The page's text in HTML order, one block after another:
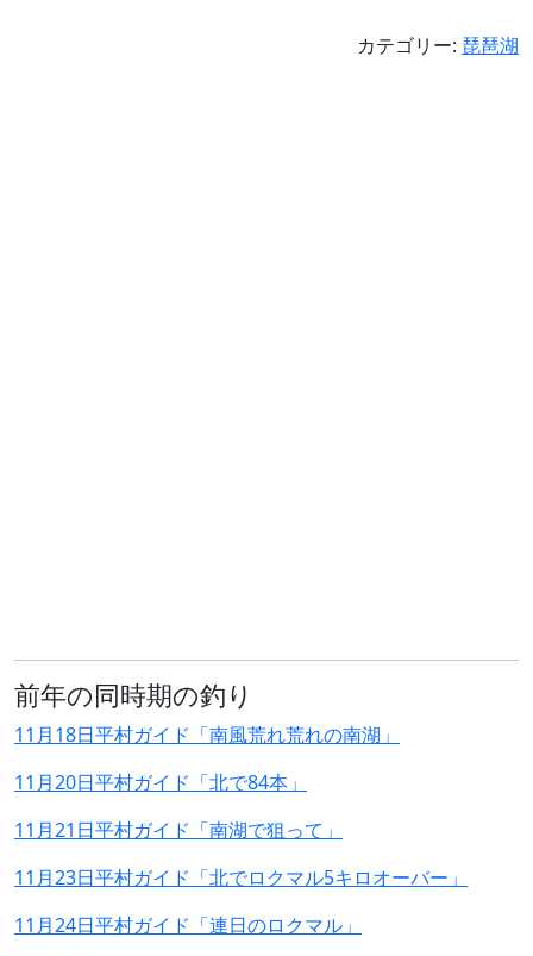
カテゴリー: 琵琶湖
前年の同時期の釣り
11月18日平村ガイド「南風荒れ荒れの南湖」
11月20日平村ガイド「北で84本」
11月21日平村ガイド「南湖で狙って」
11月23日平村ガイド「北でロクマル5キロオーバー」
11月24日平村ガイド「連日のロクマル」